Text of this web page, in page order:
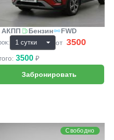
АКПП Бензин FWD
от 3500
3500 ₽
Свободно